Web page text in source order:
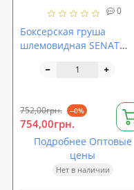
0
Боксерская груша
шлемовидная SENAT
752,00грн. --0%
754,00грн.
Подробнее Оптовые
цены
Нет в наличии